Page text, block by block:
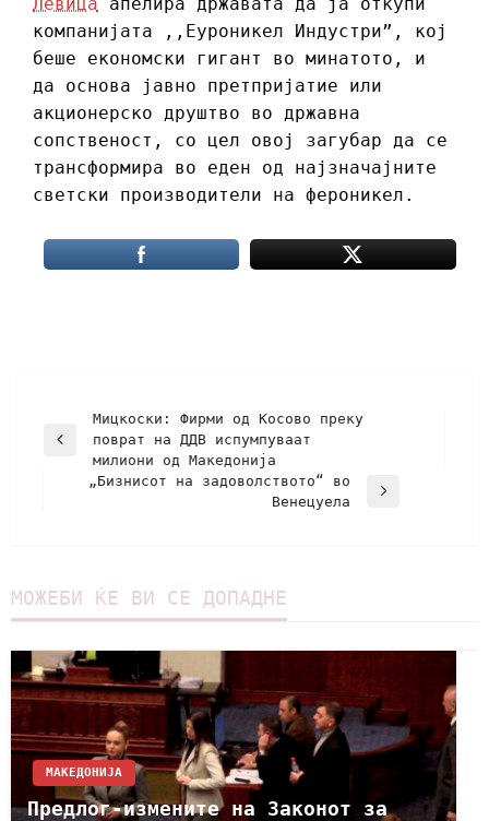
Левица апелира државата да ја откупи
компанијата ,,Еуроникел Индустри”, кој
беше економски гигант во минатото, и
да основа јавно претпријатие или
акционерско друштво во државна
сопственост, со цел овој загубар да се
трансформира во еден од најзначајните
светски производители на фероникел.
Мицкоски: Фирми од Косово преку
поврат на ДДВ испумпуваат
милиони од Македонија
„Бизнисот на задоволството“ во
Венецуела
МОЖЕБИ ЌЕ ВИ СЕ ДОПАДНЕ
МАКЕДОНИЈА
Предлог-измените на Законот за